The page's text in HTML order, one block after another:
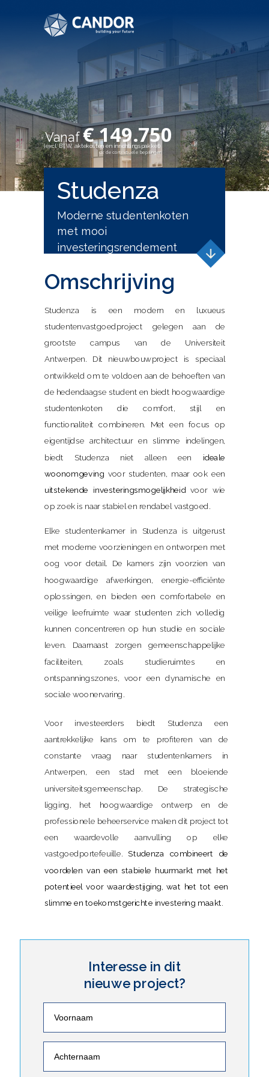
Studenza
Moderne studentenkoten
met mooi
investeringsrendement
Interesse in dit
nieuwe project?
Omschrijving
Studenza is een modern en luxueus
studentenvastgoedproject gelegen aan de
grootste campus van de Universiteit
Antwerpen.
Dit nieuwbouwproject is speciaal
ontwikkeld om te voldoen aan de behoeften van
de hedendaagse student en biedt hoogwaardige
studentenkoten die comfort, stijl en
functionaliteit combineren. Met een focus op
eigentijdse architectuur en slimme indelingen,
biedt Studenza niet alleen een
ideale
woonomgevingvoor studenten, maar ook een
uitstekende investeringsmogelijkheidvoor wie
op zoek is naar stabiel en rendabel vastgoed.
Elke studentenkamer in Studenza is uitgerust
met moderne voorzieningen en ontworpen met
oog voor detail. De kamers zijn voorzien van
hoogwaardige afwerkingen, energie-efficiënte
oplossingen, en bieden een comfortabele en
veilige leefruimte waar studenten zich volledig
kunnen concentreren op hun studie en sociale
leven. Daarnaast zorgen gemeenschappelijke
faciliteiten, zoals studieruimtes en
ontspanningszones, voor een dynamische en
sociale woonervaring.
Voor investeerders biedt Studenza een
aantrekkelijke kans om te profiteren van de
constante vraag naar studentenkamers in
Antwerpen, een stad met een bloeiende
universiteitsgemeenschap. De strategische
ligging, het hoogwaardige ontwerp en de
professionele beheerservice maken dit project tot
een waardevolle aanvulling op elke
vastgoedportefeuille.Studenza combineert de
voordelen van een stabiele huurmarkt met het
potentieel voor waardestijging, wat het tot een
slimme en toekomstgerichte investering maakt.
€ 149.750
Vanaf
(excl. BTW, aktekosten en inrichtingspakket)
cfr. de contractuele bepalingen